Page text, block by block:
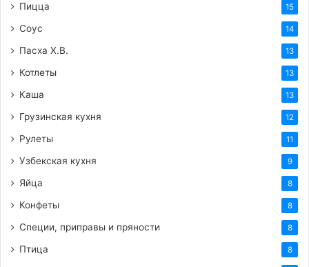
Пицца 15
Соус 14
Пасха Х.В. 13
Котлеты 13
Каша 13
Грузинская кухня 12
Рулеты 11
Узбекская кухня 9
Яйца 8
Конфеты 8
Специи, приправы и пряности 8
Птица 8